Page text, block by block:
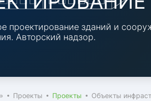
проектирование зданий и
Авторский надзор.
строительная лаборатория
Проекты Проекты Объекты